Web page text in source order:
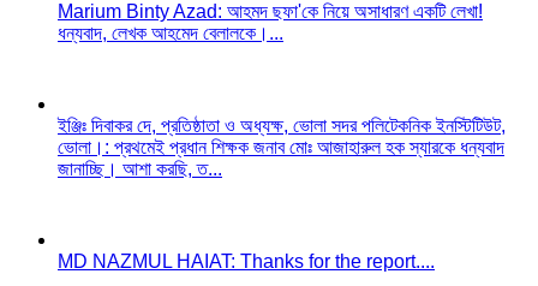
Marium Binty Azad: আহমদ ছফা'কে নিয়ে অসাধারণ একটি লেখা!
ধন্যবাদ, লেখক আহমেদ বেলালকে।...
ইঞ্জিঃ দিবাকর দে, প্রতিষ্ঠাতা ও অধ্যক্ষ, ভোলা সদর পলিটেকনিক ইনস্টিটিউট,
ভোলা।: প্রথমেই প্রধান শিক্ষক জনাব মোঃ আজাহারুল হক স্যারকে ধন্যবাদ
জানাচ্ছি। আশা করছি, ত...
MD NAZMUL HAIAT: Thanks for the report....